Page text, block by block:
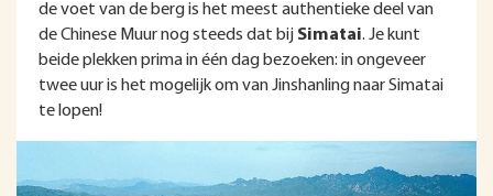
de voet van de berg is het meest authentieke deel van
de Chinese Muur nog steeds dat bij Simatai. Je kunt
beide plekken prima in één dag bezoeken: in ongeveer
twee uur is het mogelijk om van Jinshanling naar Simatai
te lopen!